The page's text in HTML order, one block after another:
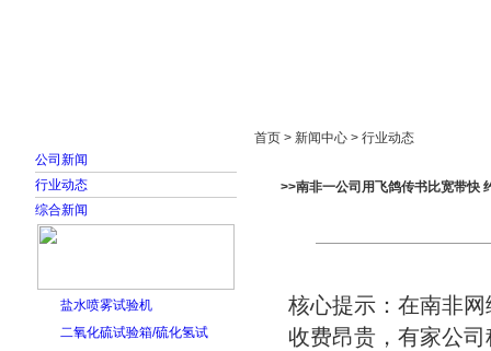
公司新闻
行业动态
综合新闻
盐水喷雾试验机
二氧化硫试验箱/硫化氢试
首页 > 新闻中心 > 行业动态
>>南非一公司用飞鸽传书比宽带快
核心提示：在南非
收费昂贵，有家公